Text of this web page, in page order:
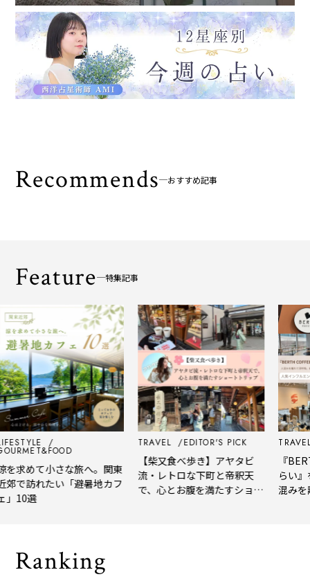
Recommends おすすめ記事
Feature 特集記事
求めて小さな旅へ。関東
で訪れたい「避暑地カフ
10選
TRAVEL EDITOR'S PICK
【柴又食べ歩き】アヤタビ
流・レトロな下町と帝釈天
で、心とお腹を満たすショー
TRAVEL
『
らい』
混みを
Ranking